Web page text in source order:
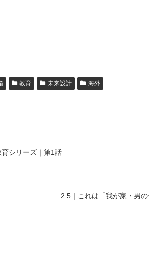
教育 未来設計 海外
育シリーズ｜第1話
2.5｜これは「我が家・男